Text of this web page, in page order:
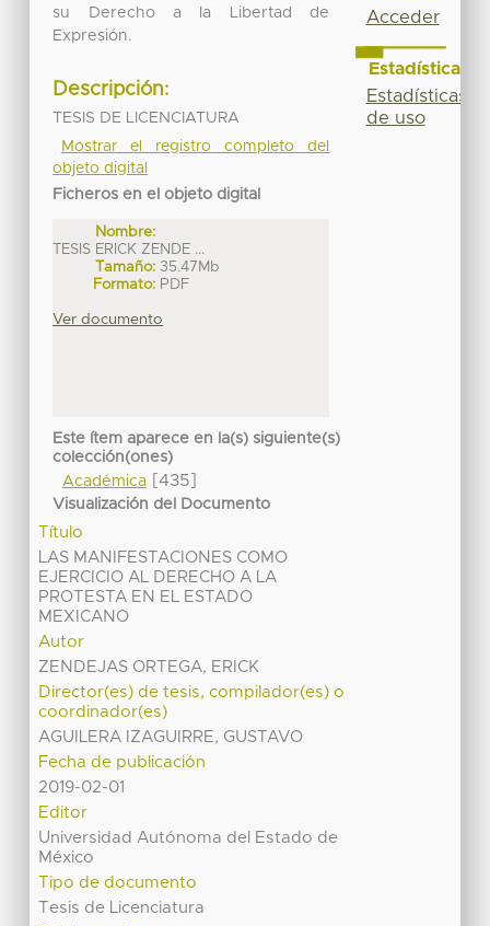
su Derecho a la Libertad de
Expresión.
Descripción:
TESIS DE LICENCIATURA
Mostrar el registro completo del
objeto digital
Ficheros en el objeto digital
Nombre:
TESIS ERICK ZENDE ...
Tamaño: 35.47Mb
Formato: PDF
Ver documento
Este ítem aparece en la(s) siguiente(s)
colección(ones)
Académica[435]
Visualización del Documento
Título
LAS MANIFESTACIONES COMO
EJERCICIO AL DERECHO A LA
PROTESTA EN EL ESTADO
MEXICANO
Autor
ZENDEJAS ORTEGA, ERICK
Director(es) de tesis, compilador(es) o
coordinador(es)
AGUILERA IZAGUIRRE, GUSTAVO
Fecha de publicación
2019-02-01
Editor
Universidad Autónoma del Estado de
México
Tipo de documento
Tesis de Licenciatura
Acceder
Estadísticas
Estadísticas
de uso